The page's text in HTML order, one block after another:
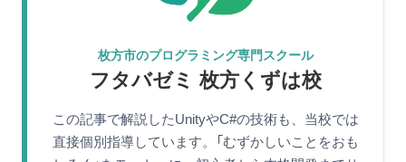
枚方市のプログラミング専門スクール
フタバゼミ 枚方くずは校
この記事で解説したUnityやC#の技術も、当校では
直接個別指導しています。「むずかしいことをおも